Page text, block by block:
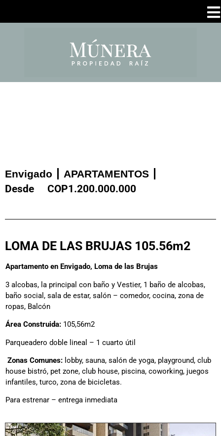
Envigado APARTAMENTOS
Desde COP1.200.000.000
LOMA DE LAS BRUJAS 105.56m2
Apartamento en Envigado, Loma de las Brujas
3 alcobas, la principal con baño y Vestier, 1 baño de alcobas,
baño social, sala de estar, salón – comedor, cocina, zona de
ropas, Balcón
Área Construida: 105,56m2
Parqueadero doble lineal – 1 cuarto útil
Zonas Comunes: lobby, sauna, salón de yoga, playground, club
house bistró, pet zone, club house, piscina, coworking, juegos
infantiles, turco, zona de bicicletas.
Para estrenar – entrega inmediata